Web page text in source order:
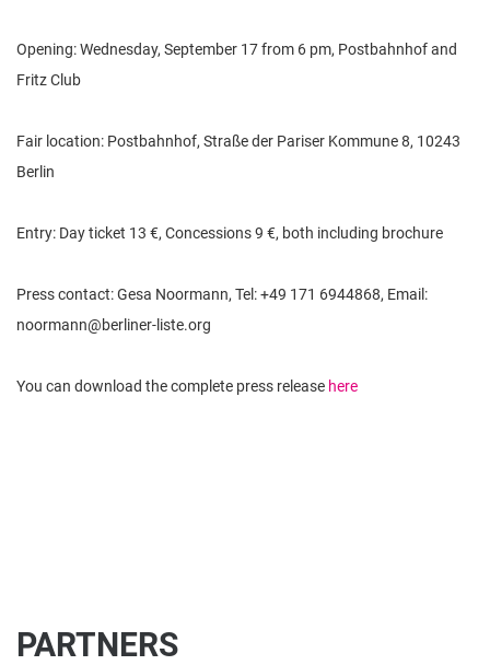
Opening: Wednesday, September 17 from 6 pm, Postbahnhof and
Fritz Club
Fair location: Postbahnhof, Straße der Pariser Kommune 8, 10243
Berlin
Entry: Day ticket 13 €, Concessions 9 €, both including brochure
Press contact: Gesa Noormann, Tel: +49 171 6944868, Email:
noormann@berliner-liste.org
You can download the complete press release here
PARTNERS